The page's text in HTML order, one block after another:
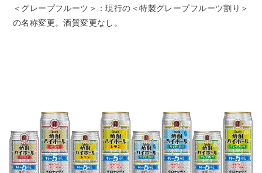
＜グレープフルーツ＞：現行の＜特製グレープフルーツ割り＞
の名称変更。酒質変更なし。